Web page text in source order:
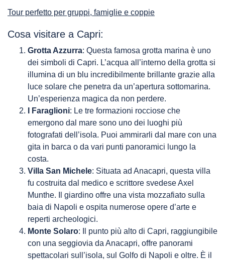
Tour perfetto per gruppi, famiglie e coppie
Cosa visitare a Capri:
Grotta Azzurra: Questa famosa grotta marina è uno
dei simboli di Capri. L’acqua all’interno della grotta si
illumina di un blu incredibilmente brillante grazie alla
luce solare che penetra da un’apertura sottomarina.
Un’esperienza magica da non perdere.
I Faraglioni: Le tre formazioni rocciose che
emergono dal mare sono uno dei luoghi più
fotografati dell’isola. Puoi ammirarli dal mare con una
gita in barca o da vari punti panoramici lungo la
costa.
Villa San Michele: Situata ad Anacapri, questa villa
fu costruita dal medico e scrittore svedese Axel
Munthe. Il giardino offre una vista mozzafiato sulla
baia di Napoli e ospita numerose opere d’arte e
reperti archeologici.
Monte Solaro: Il punto più alto di Capri, raggiungibile
con una seggiovia da Anacapri, offre panorami
spettacolari sull’isola, sul Golfo di Napoli e oltre. È il